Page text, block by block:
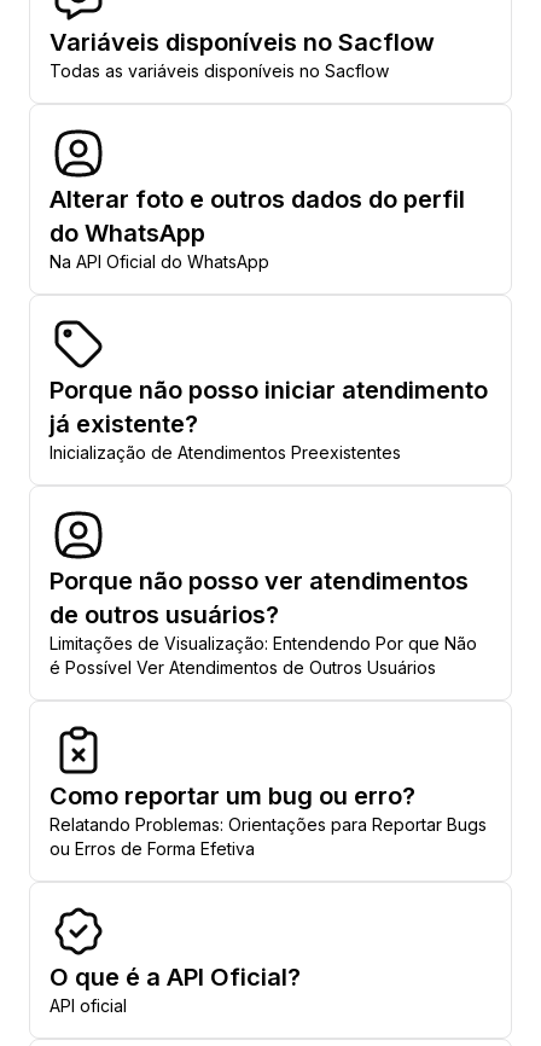
Variáveis disponíveis no Sacflow
Todas as variáveis disponíveis no Sacflow
Alterar foto e outros dados do perfil
do WhatsApp
Na API Oficial do WhatsApp
Porque não posso iniciar atendimento
já existente?
Inicialização de Atendimentos Preexistentes
Porque não posso ver atendimentos
de outros usuários?
Limitações de Visualização: Entendendo Por que Não
é Possível Ver Atendimentos de Outros Usuários
Como reportar um bug ou erro?
Relatando Problemas: Orientações para Reportar Bugs
ou Erros de Forma Efetiva
O que é a API Oficial?
API oficial